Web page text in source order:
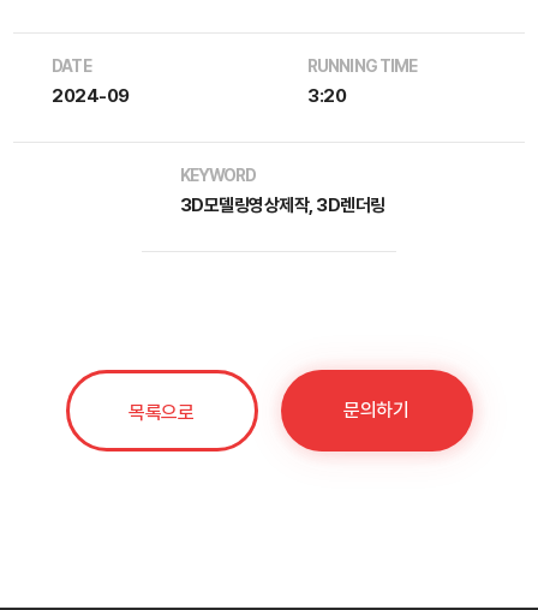
DATE
2024-09
RUNNING TIME
3:20
KEYWORD
3D모델링영상제작, 3D렌더링
목록으로 문의하기